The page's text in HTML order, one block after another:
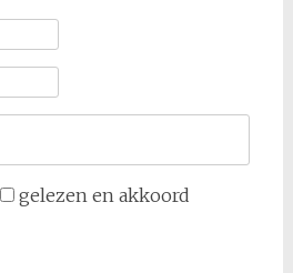
gelezen en akkoord